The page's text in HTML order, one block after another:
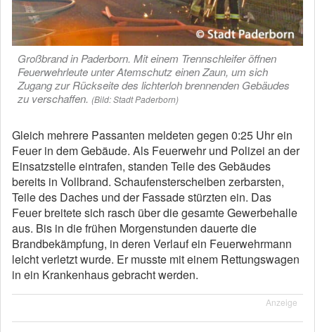
Großbrand in Paderborn. Mit einem Trennschleifer öffnen
Feuerwehrleute unter Atemschutz einen Zaun, um sich
Zugang zur Rückseite des lichterloh brennenden Gebäudes
zu verschaffen. (Bild: Stadt Paderborn)
Gleich mehrere Passanten meldeten gegen 0:25 Uhr ein
Feuer in dem Gebäude. Als Feuerwehr und Polizei an der
Einsatzstelle eintrafen, standen Teile des Gebäudes
bereits in Vollbrand. Schaufensterscheiben zerbarsten,
Teile des Daches und der Fassade stürzten ein. Das
Feuer breitete sich rasch über die gesamte Gewerbehalle
aus. Bis in die frühen Morgenstunden dauerte die
Brandbekämpfung, in deren Verlauf ein Feuerwehrmann
leicht verletzt wurde. Er musste mit einem Rettungswagen
in ein Krankenhaus gebracht werden.
Anzeige